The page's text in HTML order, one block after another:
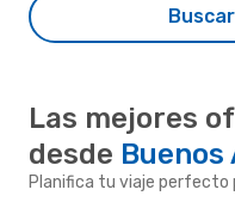
Las mejores
desde Buenos
Planifica tu viaje perfecto